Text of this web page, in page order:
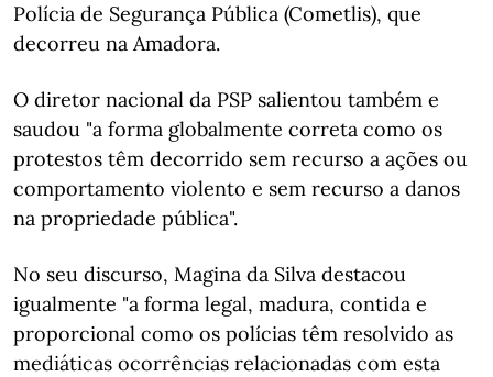
Polícia de Segurança Pública (Cometlis), que
decorreu na Amadora.
O diretor nacional da PSP salientou também e
saudou "a forma globalmente correta como os
protestos têm decorrido sem recurso a ações ou
comportamento violento e sem recurso a danos
na propriedade pública".
No seu discurso, Magina da Silva destacou
igualmente "a forma legal, madura, contida e
proporcional como os polícias têm resolvido as
mediáticas ocorrências relacionadas com esta